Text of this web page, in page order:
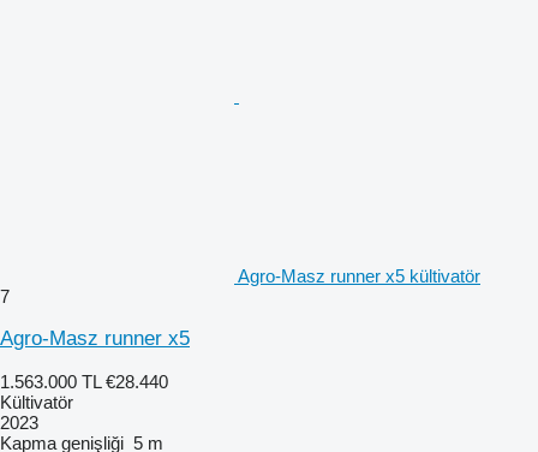
Agro-Masz runner x5 kültivatör
7
Agro-Masz runner x5
1.563.000 TL €28.440
Kültivatör
2023
Kapma genişliği 5 m